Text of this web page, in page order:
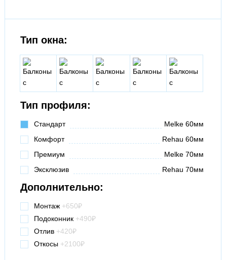
Тип окна:
Тип профиля:
Стандарт
Melke 60мм
Комфорт
Rehau 60мм
Премиум
Melke 70мм
Эксклюзив
Rehau 70мм
Дополнительно:
Монтаж +650₽
Подоконник +490₽
Отлив +420₽
Откосы +2100₽